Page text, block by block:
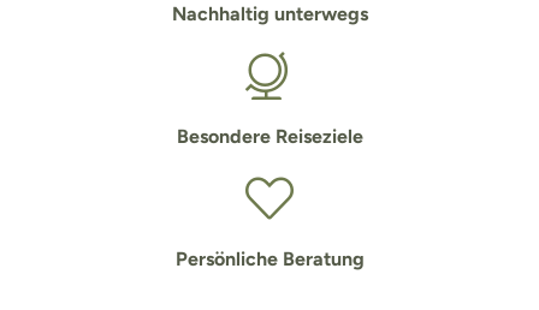
Nachhaltig unterwegs
Besondere Reiseziele
Persönliche Beratung